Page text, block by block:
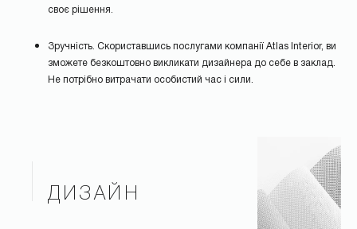
своє рішення.
Зручність. Скориставшись послугами компанії Atlas Interior, ви
зможете безкоштовно викликати дизайнера до себе в заклад.
Не потрібно витрачати особистий час і сили.
ДИЗАЙН